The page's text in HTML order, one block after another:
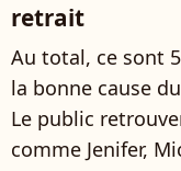
retrait
Au total, ce sont
la bonne cause
Le public
comme Jenifer,